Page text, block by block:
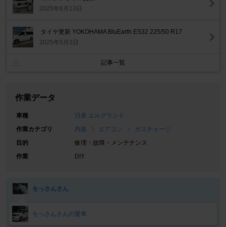
2025年6月13日
タイヤ更新 YOKOHAMA BluEarth ES32 225/50 R17
2025年5月3日
記事一覧
作業データ
車種
日産 エルグランド
作業カテゴリ
内装 エアコン
ガスチャージ
目的
修理・故障・メンテナンス
作業
DIY
をっさんさん
をっさんさんの愛車